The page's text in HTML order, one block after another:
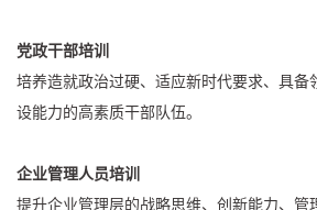
党政干部培训
培养造就政治过硬、适应新时代要求、具备
设能力的高素质干部队伍。
企业管理人员培训
提升企业管理层的战略思维、创新能力、管